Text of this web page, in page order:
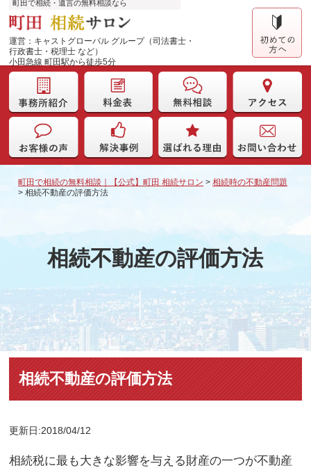
町田で相続・遺言の無料相談なら
運営：キャストグローバル グループ（司法書士・
行政書士・税理士 など）
小田急線 町田駅から徒歩5分
町田で相続の無料相談｜【公式】町田 相続サロン >相続時の不動産問題
>相続不動産の評価方法
相続不動産の評価方法
相続不動産の評価方法
更新日:2018/04/12
相続税に最も大きな影響を与える財産の一つが不動産